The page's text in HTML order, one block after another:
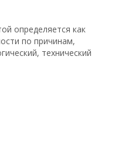
определяется как
по причинам,
технический